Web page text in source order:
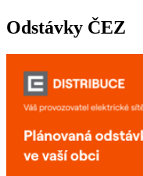
Odstávky ČEZ